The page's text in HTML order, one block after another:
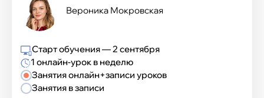
Вероника Мокровская
Занятия онлайн+записи уроков
Занятия в записи
Старт обучения — 2 сентября
1 онлайн-урок в неделю